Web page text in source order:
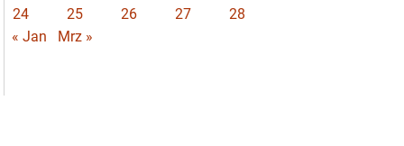
24
25 26 27
28
« Jan
Mrz »